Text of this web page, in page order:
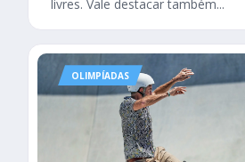
livres. Vale destacar também...
OLIMPÍADAS